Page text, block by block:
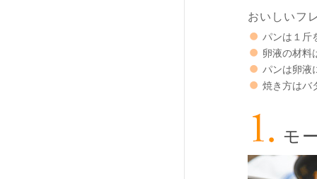
おいしいフ
パンは１斤
卵液の材料
パンは卵液
焼き方はバ
モ